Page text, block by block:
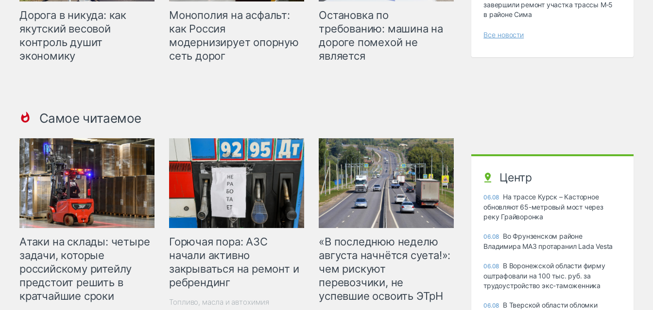
Дорога в никуда: как
якутский весовой
контроль душит
экономику
Монополия на асфальт:
как Россия
модернизирует опорную
сеть дорог
Остановка по
требованию: машина на
дороге помехой не
является
Самое читаемое
Атаки на склады: четыре
задачи, которые
российскому ритейлу
предстоит решить в
кратчайшие сроки
Горючая пора: АЗС
начали активно
закрываться на ремонт и
ребрендинг
Топливо, масла и автохимия
«В последнюю неделю
августа начнётся суета!»:
чем рискуют
перевозчики, не
успевшие освоить ЭТрН
завершили ремонт участка трассы М‑5
в районе Сима
Все новости
Центр
06.08 На трассе Курск – Касторное
обновляют 65-метровый мост через
реку Грайворонка
06.08 Во Фрунзенском районе
Владимира МАЗ протаранил Lada Vesta
06.08 В Воронежской области фирму
оштрафовали на 100 тыс. руб. за
трудоустройство экс-таможенника
06.08 В Тверской области обломки